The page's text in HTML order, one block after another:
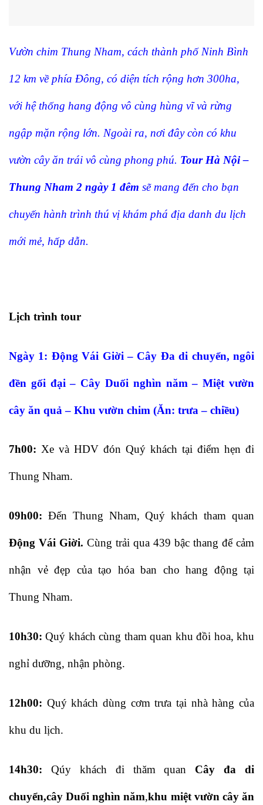
Vườn chim Thung Nham, cách thành phố Ninh Bình
12 km về phía Đông, có diện tích rộng hơn 300ha,
với hệ thống hang động vô cùng hùng vĩ và rừng
ngập mặn rộng lớn. Ngoài ra, nơi đây còn có khu
vườn cây ăn trái vô cùng phong phú. Tour Hà Nội –
Thung Nham 2 ngày 1 đêm sẽ mang đến cho bạn
chuyến hành trình thú vị khám phá địa danh du lịch
mới mẻ, hấp dẫn.
Lịch trình tour
Ngày 1: Động Vái Giời – Cây Đa di chuyển, ngôi
đền gối đại – Cây Duối nghìn năm – Miệt vườn
cây ăn quả – Khu vườn chim (Ăn: trưa – chiều)
7h00: Xe và HDV đón Quý khách tại điểm hẹn đi
Thung Nham.
09h00: Đến Thung Nham, Quý khách tham quan
Động Vái Giời. Cùng trải qua 439 bậc thang để cảm
nhận vẻ đẹp của tạo hóa ban cho hang động tại
Thung Nham.
10h30: Quý khách cùng tham quan khu đồi hoa, khu
nghỉ dưỡng, nhận phòng.
12h00: Quý khách dùng cơm trưa tại nhà hàng của
khu du lịch.
14h30: Qúy khách đi thăm quan Cây đa di
chuyển,cây Duối nghìn năm,khu miệt vườn cây ăn